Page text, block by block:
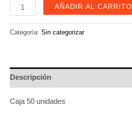
Tapabocas
Rosados
50
elásticos
AÑADIR AL CARRITO
Categoría: Sin categorizar
Descripción
Caja 50 unidades